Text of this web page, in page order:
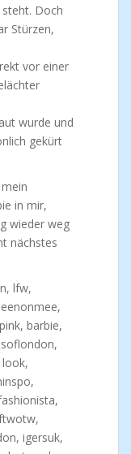
Doch
Stürzen,
vor einer
wurde und
gekürt
in mir,
wieder weg
nächstes